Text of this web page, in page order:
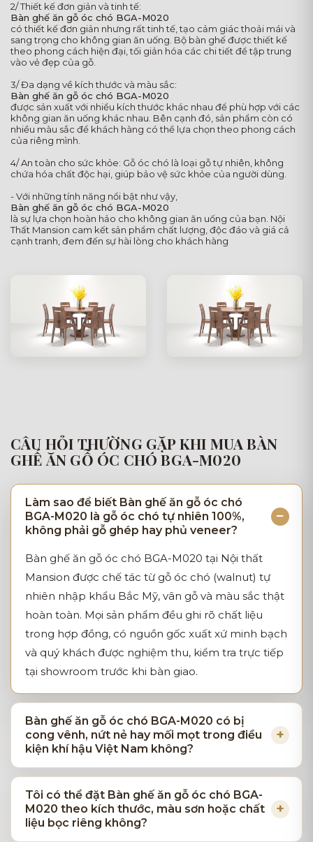
2/ Thiết kế đơn giản và tinh tế:
Bàn ghế ăn gỗ óc chó BGA-M020
có thiết kế đơn giản nhưng rất tinh tế, tạo cảm giác thoải mái và
sang trọng cho không gian ăn uống. Bộ bàn ghế được thiết kế
theo phong cách hiện đại, tối giản hóa các chi tiết để tập trung
vào vẻ đẹp của gỗ.
3/ Đa dạng về kích thước và màu sắc:
Bàn ghế ăn gỗ óc chó BGA-M020
được sản xuất với nhiều kích thước khác nhau để phù hợp với các
không gian ăn uống khác nhau. Bên cạnh đó, sản phẩm còn có
nhiều màu sắc để khách hàng có thể lựa chọn theo phong cách
của riêng mình.
4/ An toàn cho sức khỏe: Gỗ óc chó là loại gỗ tự nhiên, không
chứa hóa chất độc hại, giúp bảo vệ sức khỏe của người dùng.
- Với những tính năng nổi bật như vậy,
Bàn ghế ăn gỗ óc chó BGA-M020
là sự lựa chọn hoàn hảo cho không gian ăn uống của bạn. Nội
Thất Mansion cam kết sản phẩm chất lượng, độc đáo và giá cả
cạnh tranh, đem đến sự hài lòng cho khách hàng
CÂU HỎI THƯỜNG GẶP KHI MUA BÀN
GHẾ ĂN GỖ ÓC CHÓ BGA-M020
Làm sao để biết Bàn ghế ăn gỗ óc chó
BGA-M020 là gỗ óc chó tự nhiên 100%,
không phải gỗ ghép hay phủ veneer?
Bàn ghế ăn gỗ óc chó BGA-M020 tại Nội thất
Mansion được chế tác từ gỗ óc chó (walnut) tự
nhiên nhập khẩu Bắc Mỹ, vân gỗ và màu sắc thật
hoàn toàn. Mọi sản phẩm đều ghi rõ chất liệu
trong hợp đồng, có nguồn gốc xuất xứ minh bạch
và quý khách được nghiệm thu, kiểm tra trực tiếp
tại showroom trước khi bàn giao.
Bàn ghế ăn gỗ óc chó BGA-M020 có bị
cong vênh, nứt nẻ hay mối mọt trong điều
kiện khí hậu Việt Nam không?
Tôi có thể đặt Bàn ghế ăn gỗ óc chó BGA-
M020 theo kích thước, màu sơn hoặc chất
liệu bọc riêng không?